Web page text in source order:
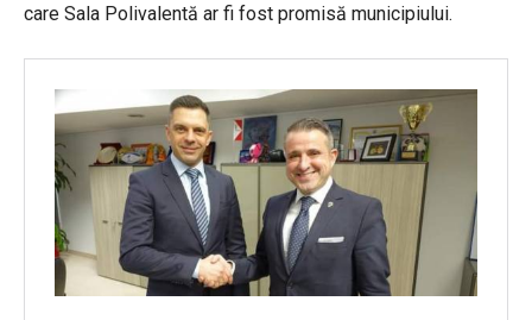
care Sala Polivalentă ar fi fost promisă municipiului.